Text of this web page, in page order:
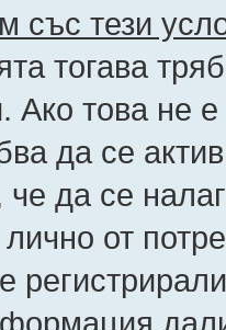
със тези
тогава
Ако това не
да се
че да се
от